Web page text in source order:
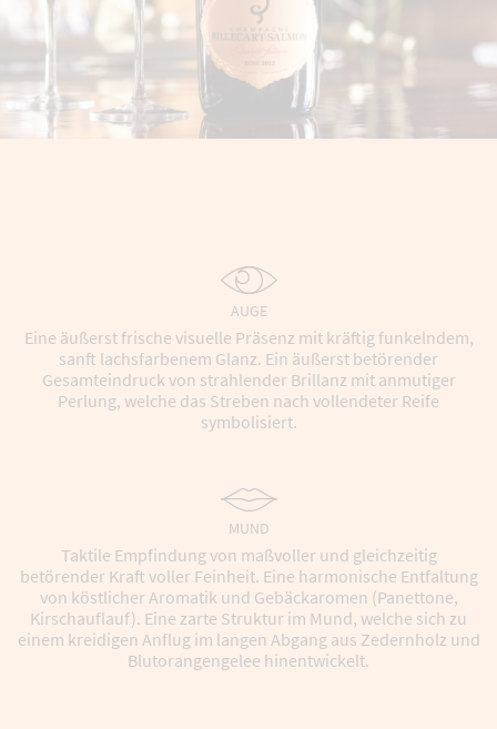
AUGE
Eine äußerst frische visuelle Präsenz mit kräftig funkelndem,
sanft lachsfarbenem Glanz. Ein äußerst betörender
Gesamteindruck von strahlender Brillanz mit anmutiger
Perlung, welche das Streben nach vollendeter Reife
symbolisiert.
MUND
Taktile Empfindung von maßvoller und gleichzeitig
betörender Kraft voller Feinheit. Eine harmonische Entfaltung
von köstlicher Aromatik und Gebäckaromen (Panettone,
Kirschauflauf). Eine zarte Struktur im Mund, welche sich zu
einem kreidigen Anflug im langen Abgang aus Zedernholz und
Blutorangengelee hinentwickelt.